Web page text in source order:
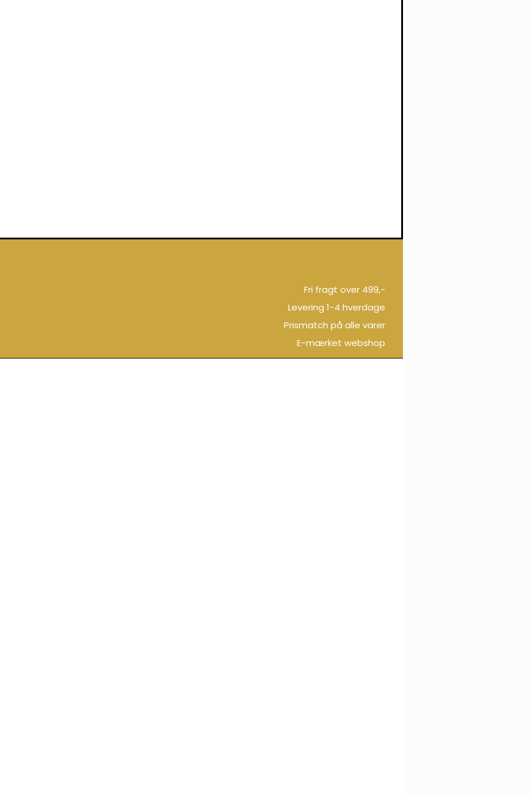
Fri fragt over 499,-
Levering 1-4 hverdage
Prismatch på alle varer
E-mærket webshop